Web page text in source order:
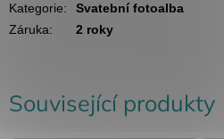
Související produkty
Kategorie:
Svatební fotoalba
Záruka: 2 roky